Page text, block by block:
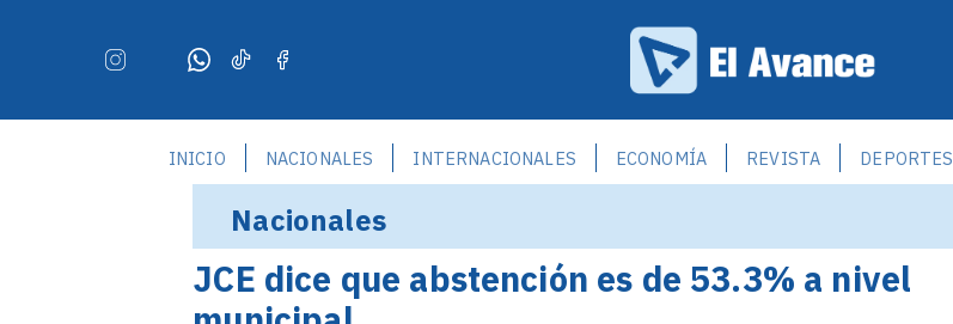
INICIO NACIONALES INTERNACIONALES ECONOMÍA REVISTA DEPORTES
Nacionales
JCE dice que abstención es de 53.3% a nivel